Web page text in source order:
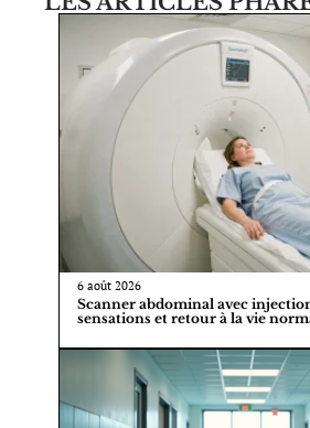
6 août 2026
Scanner abdominal avec
sensations et retour à la vie